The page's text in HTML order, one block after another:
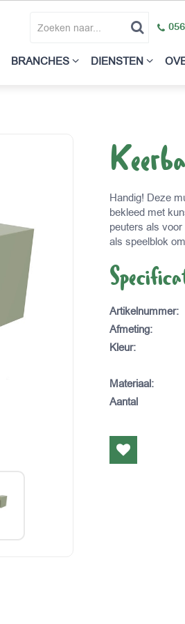
BRANCHES DIENSTEN
Handig! Deze
bekleed met
peuters als
als speelblok
Artikelnummer:
Afmeting:
Kleur:
Materiaal:
Aantal